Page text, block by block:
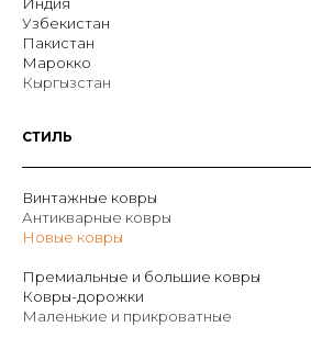
Узбекистан
Пакистан
Марокко
Кыргызстан
СТИЛЬ
Винтажные ковры
Антикварные ковры
Новые ковры
Премиальные и большие ковры
Ковры-дорожки
Маленькие и прикроватные